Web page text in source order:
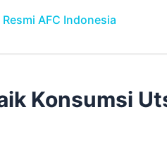
AFC Indonesia
Konsumsi